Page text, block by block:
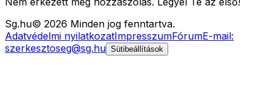
Sg.hu© 2026 Minden jog fenntartva.
Adatvédelmi nyilatkozatImpresszumFórumE-mail:
szerkesztoseg@sg.hu Sütibeállítások